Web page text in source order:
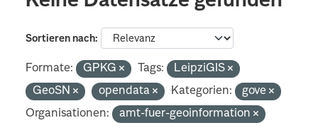
Sortieren nach
Formate: GPKG Tags:
LeipziGIS
GeoSN
opendata Kategorien:
gove
Organisationen:
amt-fuer-geoinformation